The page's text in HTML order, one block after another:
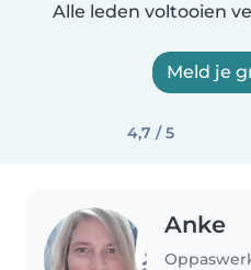
Alle leden voltooien
Meld je
4,7 / 5
Anke